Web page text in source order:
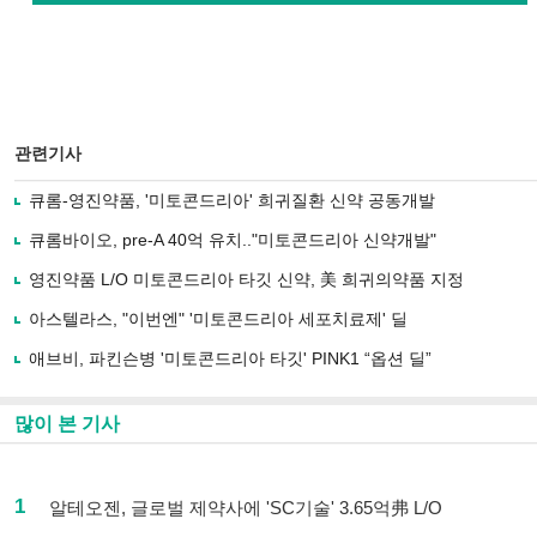
관련기사
큐롬-영진약품, '미토콘드리아' 희귀질환 신약 공동개발
큐롬바이오, pre-A 40억 유치.."미토콘드리아 신약개발"
영진약품 L/O 미토콘드리아 타깃 신약, 美 희귀의약품 지정
아스텔라스, "이번엔" '미토콘드리아 세포치료제' 딜
애브비, 파킨슨병 '미토콘드리아 타깃' PINK1 “옵션 딜”
많이 본 기사
1 알테오젠, 글로벌 제약사에 'SC기술' 3.65억弗 L/O